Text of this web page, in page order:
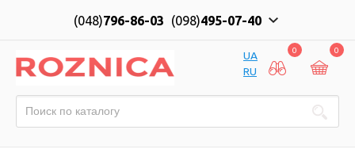
(048)796-86-03 (098)495-07-40
UA
RU
0 0